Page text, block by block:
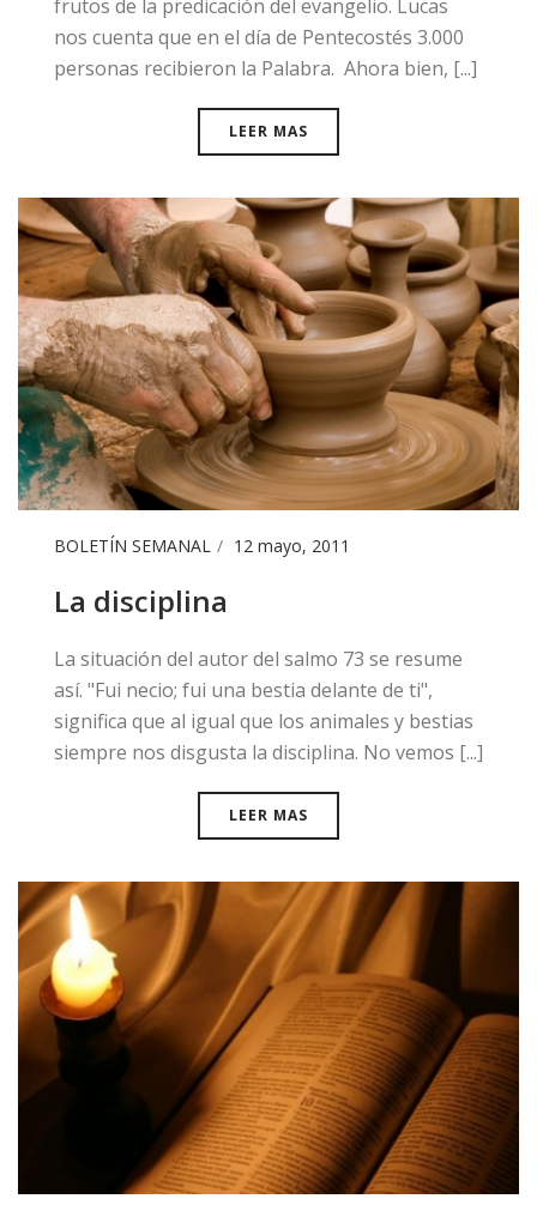
frutos de la predicación del evangelio. Lucas
nos cuenta que en el día de Pentecostés 3.000
personas recibieron la Palabra. Ahora bien, [...]
LEER MAS
BOLETÍN SEMANAL 12 mayo, 2011
La disciplina
​La situación del autor del salmo 73 se resume
así. "Fui necio; fui una bestia delante de ti",
significa que al igual que los animales y bestias
siempre nos disgusta la disciplina. No vemos [...]
LEER MAS